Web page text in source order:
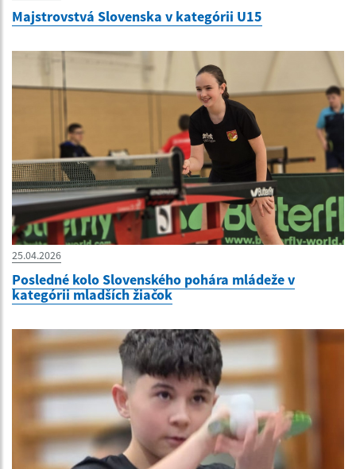
Majstrovstvá Slovenska v kategórii U15
25.04.2026
Posledné kolo Slovenského pohára mládeže v
kategórii mladších žiačok